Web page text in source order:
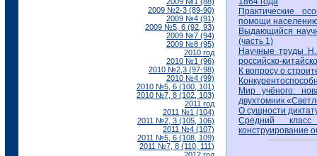
2009 №2-3 (89-90)
2009 №4 (91)
2009 №5, 6 (92, 93)
2009 №7 (94)
2009 №8 (95)
2010 год
2010 №1 (96)
2010 №2,3 (97-98)
2010 №4 (99)
2010 №5, 6 (100, 101)
2010 №7, 8 (102, 103)
2011 год
2011 №1 (104)
2011 №2, 3 (105, 106)
2011 №4 (107)
2011 №5, 6 (108, 109)
2011 №7, 8 (110, 111)
Практические
помощи
Выдающийся
(часть 1)
Научные труды
российско-
К вопросу о
Мир учёного:
двухтомник
О сущности
Средний класс
конструирование